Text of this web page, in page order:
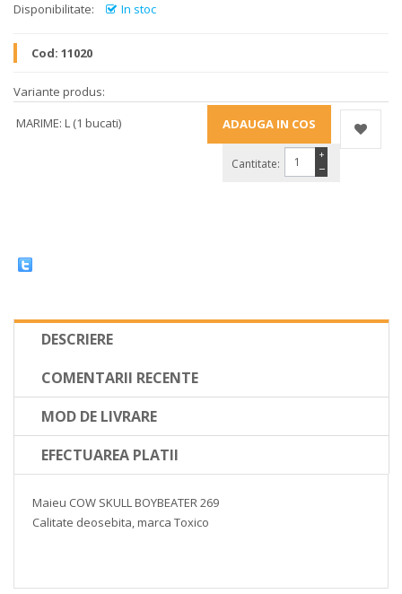
Disponibilitate:
In stoc
Cod: 11020
Variante produs:
MARIME: L (1 bucati)
Cantitate: −
+
DESCRIERE
COMENTARII RECENTE
MOD DE LIVRARE
EFECTUAREA PLATII
Maieu COW SKULL BOYBEATER 269
Calitate deosebita, marca Toxico